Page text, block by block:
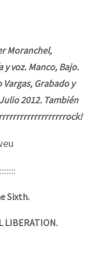
Moranchel,
y voz. Manco, Bajo.
Grabado y
2012. También
Sixth.
LIBERATION.